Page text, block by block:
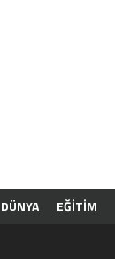
DÜNYA EĞİTİM